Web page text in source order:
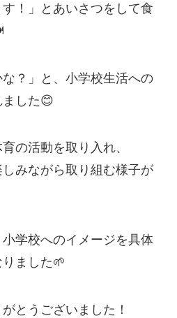
！」とあいさつをして食
な？」と、小学校生活への
した😊
の活動を取り入れ、
みながら取り組む様子が
学校へのイメージを具体
ました🌱
とうございました！